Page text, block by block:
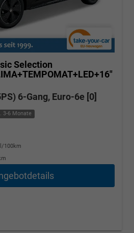
Selection
6-Gang, Euro-6e [0]
3-6 Monate
l/100km